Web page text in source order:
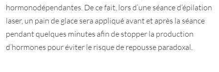
hormonodépendantes. De ce fait, lors d’une séance d’épilation
laser, un pain de glace sera appliqué avant et après la séance
pendant quelques minutes afin de stopper la production
d’hormones pour éviter le risque de repousse paradoxal.